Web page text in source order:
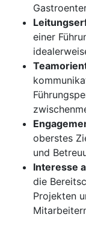
einer
oberstes
und
Interesse
die
Projekten